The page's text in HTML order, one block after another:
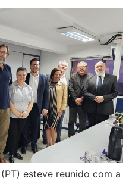
esteve reunido com a